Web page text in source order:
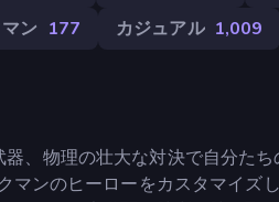
ン 177 カジュアル 1,009
、物理の壮大な対決で自分た
マンのヒーローをカスタマイズ